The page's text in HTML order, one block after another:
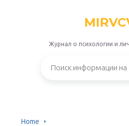
Журнал о психологии и
Home